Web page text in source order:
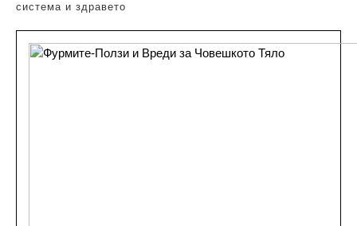
система и здравето